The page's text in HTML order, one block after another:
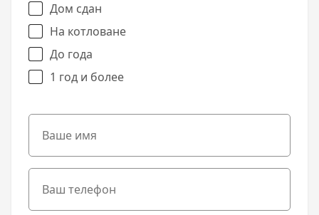
Дом сдан
На котловане
До года
1 год и более